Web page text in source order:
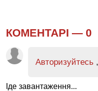
КОМЕНТАРІ — 0
Авторизуйтесь
Іде завантаження...